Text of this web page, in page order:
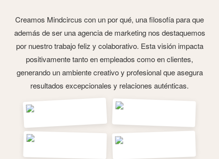
Creamos Mindcircus con un por qué, una filosofía para que
además de ser una agencia de marketing nos destaquemos
por nuestro trabajo feliz y colaborativo. Esta visión impacta
positivamente tanto en empleados como en clientes,
generando un ambiente creativo y profesional que asegura
resultados excepcionales y relaciones auténticas.